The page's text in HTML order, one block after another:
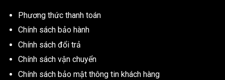
Phương thức thanh toán
Chính sách bảo hành
Chính sách đổi trả
Chính sách vận chuyển
Chính sách bảo mật thông tin khách hàng